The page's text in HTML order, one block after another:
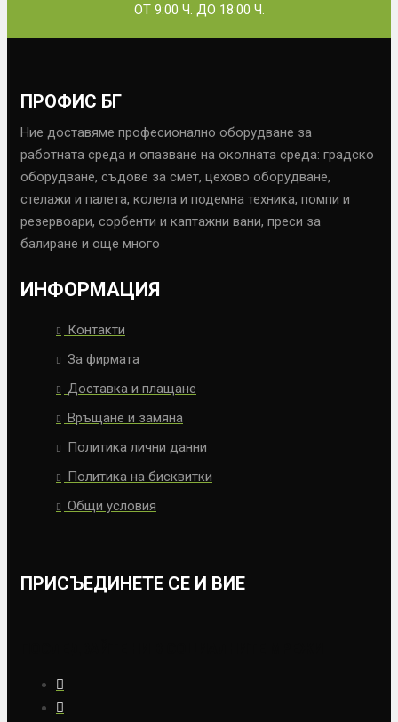
ОТ 9:00 Ч. ДО 18:00 Ч.
ПРОФИС БГ
Ние доставяме професионално оборудване за
работната среда и опазване на околната среда: градско
оборудване, съдове за смет, цехово оборудване,
стелажи и палета, колела и подемна техника, помпи и
резервоари, сорбенти и каптажни вани, преси за
балиране и още много
ИНФОРМАЦИЯ
Контакти
За фирмата
Доставка и плащане
Връщане и замяна
Политика лични данни
Политика на бисквитки
Общи условия
ПРИСЪЕДИНЕТЕ СЕ И ВИЕ